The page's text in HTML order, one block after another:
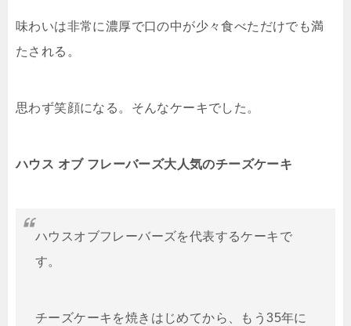
味わいは非常に濃厚で口の中が少々食べただけでも満
たされる。
思わず笑顔になる。そんなケーキでした。
ハウス オブ フレーバーズ大人気のチーズケーキ
ハウスオブフレーバーズを代表するケーキで
す。
チーズケーキを焼きはじめてから、もう35年に